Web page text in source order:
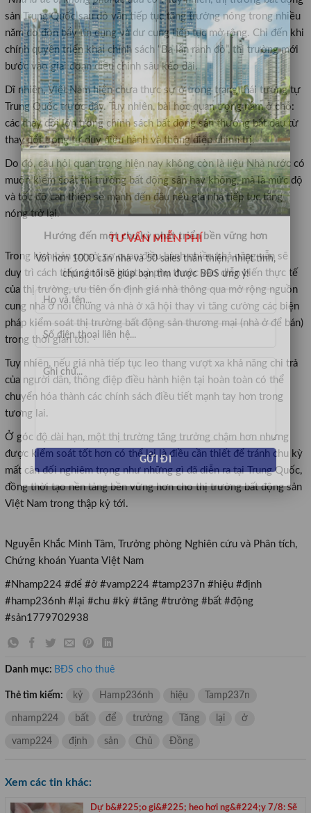
TƯ VẤN MIỄN PHÍ
Với hơn 1000 căn nhà và 50 sales thân thiện, nhiệt tình,
chúng tôi sẽ giúp bạn tìm được BĐS ưng ý!
sản Trung Quốc sau đó vẫn tiếp tục tăng trưởng nóng trong nhiều
năm do đòn bẩy tín dụng và dư cung tiếp tục mở rộng. Chỉ đến khi
chính quyền triển khai chính sách “Ba lằn ranh đỏ”, thị trường mới
bước vào giai đoạn điều chỉnh sâu kéo dài.
Dĩ nhiên, Việt Nam hiện chưa thực sự ở trong trạng thái tương tự
Trung Quốc trước đây. Tuy nhiên, bài học quan trọng nằm ở chỗ:
các thay đổi lớn trong chính sách bất động sản thường bắt đầu từ
thay đổi trong tư duy điều hành và thông điệp chính trị.
Do đó, câu hỏi quan trọng hiện nay không còn là liệu Nhà nước có
muốn kiểm soát thị trường bất động sản hay không, mà là mức độ
và tốc độ can thiệp sẽ mạnh đến đâu nếu giá nhà tiếp tục tăng
nóng trở lại.
Hướng đến một chu kỳ phát triển bền vững hơn
Trong kịch bản cơ sở, cơ quan điều hành nhiều khả năng vẫn sẽ
duy trì cách tiếp cận linh hoạt và phụ thuộc vào diễn biến thực tế
của thị trường, ưu tiên ổn định giá nhà thông qua mở rộng nguồn
cung nhà ở nói chung và nhà ở xã hội thay vì tăng cường các biện
pháp kiểm soát thị trường bất động sản thương mại (nhà ở để bán)
trong thời gian tới.
Tuy nhiên, nếu giá nhà tiếp tục leo thang vượt xa khả năng chi trả
của người dân, thông điệp điều hành hiện tại hoàn toàn có thể
chuyển hóa thành các chính sách điều tiết mạnh tay hơn trong
tương lai.
Ở góc độ dài hạn, một thị trường tăng trưởng chậm hơn nhưng
được kiểm soát tốt hơn có thể lại là điều cần thiết để tránh chu kỳ
mất cân đối nghiêm trọng như những gì đã diễn ra tại Trung Quốc,
đồng thời tạo nền tảng bền vững hơn cho thị trường bất động sản
Việt Nam trong thập kỷ tới.
Nguyễn Khắc Minh Tâm, Trưởng phòng Nghiên cứu và Phân tích,
Chứng khoán Yuanta Việt Nam
#Nhamp224 #để #ở #vamp224 #tamp237n #hiệu #định
#hamp236nh #lại #chu #kỳ #tăng #trưởng #bất #động
#sản1779702938
Danh mục: BĐS cho thuê
Thẻ tìm kiếm: kỷ Hamp236nh hiệu Tamp237n
nhamp224 bất để trưởng Tăng lại ở
vamp224 định sản Chủ Đồng
Xem các tin khác:
Dự b&#225;o gi&#225; heo hơi ng&#224;y 7/8: Sẽ